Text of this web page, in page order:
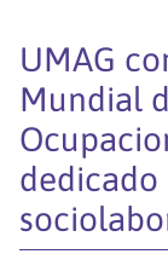
UMAG
Mundial
dedicado